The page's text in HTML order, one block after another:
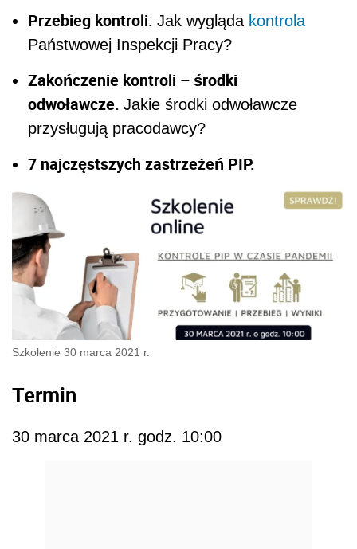
Przebieg kontroli. Jak wygląda kontrola
Państwowej Inspekcji Pracy?
Zakończenie kontroli – środki
odwoławcze. Jakie środki odwoławcze
przysługują pracodawcy?
7 najczęstszych zastrzeżeń PIP.
Szkolenie 30 marca 2021 r.
Termin
30 marca 2021 r. godz. 10:00